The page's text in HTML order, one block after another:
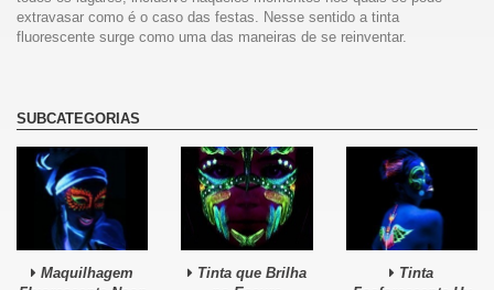
extravasar como é o caso das festas. Nesse sentido a tinta
fluorescente surge como uma das maneiras de se reinventar.
qual oferece uma série de produtos que iluminarão lábios,
podem formar desenhos em muitos locais do corpo. As cores por elas
mesmas já provocariam uma maior atenção ao corpo das pessoas
tornam-se inigualáveis devido ao forte brilho que emanam em
ambientes escuros.
necessitam de luzes ultravioleta, as quais costumam estar presentes
SUBCATEGORIAS
Maquilhagem
Tinta que Brilha
Tinta